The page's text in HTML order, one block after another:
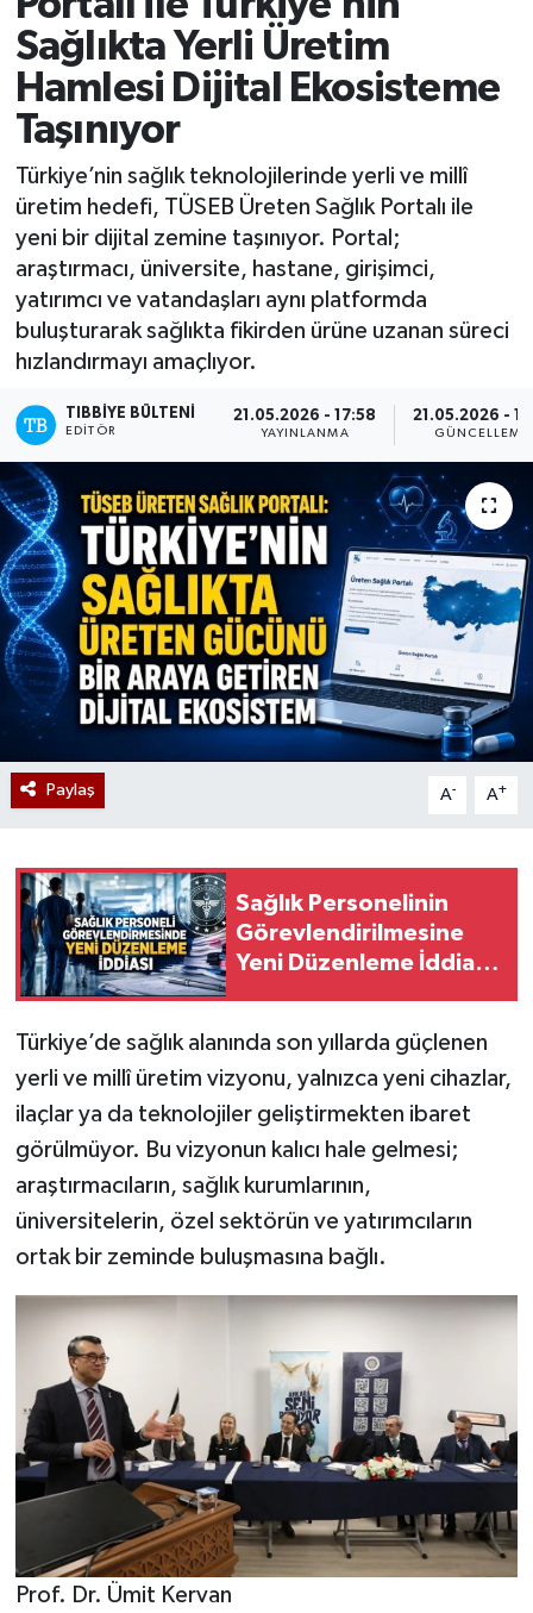
Sağlıkta Yerli Üretim
Hamlesi Dijital Ekosisteme
Taşınıyor
Türkiye’nin sağlık teknolojilerinde yerli ve millî
üretim hedefi, TÜSEB Üreten Sağlık Portalı ile
yeni bir dijital zemine taşınıyor. Portal;
araştırmacı, üniversite, hastane, girişimci,
yatırımcı ve vatandaşları aynı platformda
buluşturarak sağlıkta fikirden ürüne uzanan süreci
hızlandırmayı amaçlıyor.
TIBBIYE BÜLTENI
EDITÖR
21.05.2026 - 17:58
YAYINLANMA
21.05.2026 -
GÜNCELLEME
Paylaş A- A+
Sağlık Personelinin
Görevlendirilmesine
Yeni Düzenleme İddiası:
Türkiye’de sağlık alanında son yıllarda güçlenen
yerli ve millî üretim vizyonu, yalnızca yeni cihazlar,
ilaçlar ya da teknolojiler geliştirmekten ibaret
görülmüyor. Bu vizyonun kalıcı hale gelmesi;
araştırmacıların, sağlık kurumlarının,
üniversitelerin, özel sektörün ve yatırımcıların
ortak bir zeminde buluşmasına bağlı.
Prof. Dr. Ümit Kervan
Mevzuat